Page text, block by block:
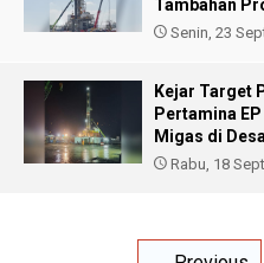
Tambahan
Senin, 23
Kejar Target
Pertamina
Migas di
Rabu, 18